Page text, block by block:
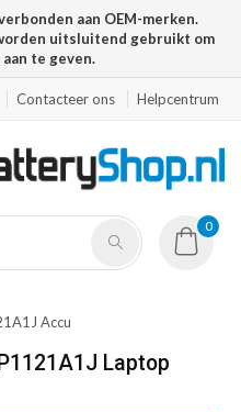
aan OEM-merken.
uitsluitend gebruikt om
te geven.
Contacteer ons Helpcentrum
0
Accu
Laptop